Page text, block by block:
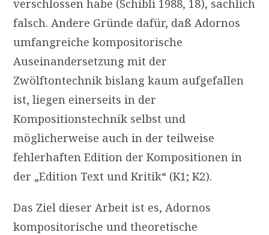
verschlossen habe (Schibli 1988, 18), sachlich
falsch. Andere Gründe dafür, daß Adornos
umfangreiche kompositorische
Auseinandersetzung mit der
Zwölftontechnik bislang kaum aufgefallen
ist, liegen einerseits in der
Kompositionstechnik selbst und
möglicherweise auch in der teilweise
fehlerhaften Edition der Kompositionen in
der „Edition Text und Kritik“ (K1; K2).
Das Ziel dieser Arbeit ist es, Adornos
kompositorische und theoretische